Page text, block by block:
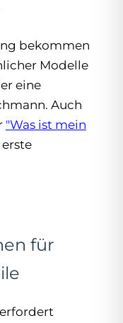
bekommen
Modelle
eine
Auch
"Was ist mein
für